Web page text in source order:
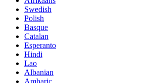
Swedish
Polish
Basque
Catalan
Esperanto
Hindi
Lao
Albanian